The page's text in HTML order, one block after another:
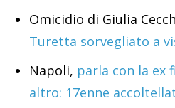
Omicidio di Giulia
Turetta sorvegliato a
Napoli, parla con la ex
altro: 17enne